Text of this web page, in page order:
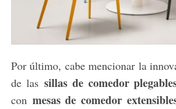
Por último, cabe mencionar la
de lassillas de comedor
con mesas de comedor
r
: